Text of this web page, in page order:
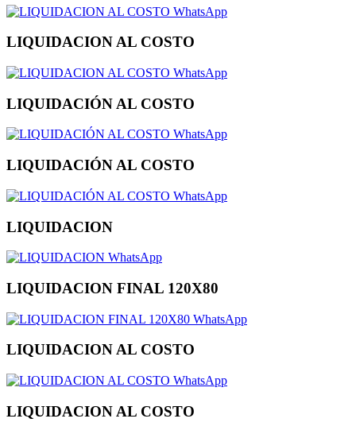
WhatsApp
LIQUIDACION AL COSTO
WhatsApp
LIQUIDACIÓN AL COSTO
WhatsApp
LIQUIDACIÓN AL COSTO
WhatsApp
LIQUIDACION
WhatsApp
LIQUIDACION FINAL 120X80
WhatsApp
LIQUIDACION AL COSTO
WhatsApp
LIQUIDACION AL COSTO